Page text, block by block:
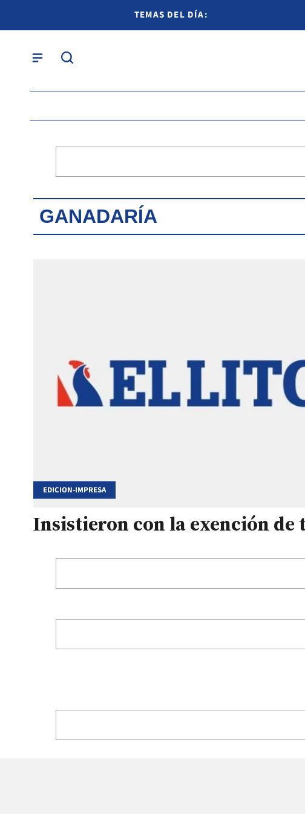
TEMAS DEL DÍA:
GANADARÍA
EDICION-IMPRESA
Insistieron con la exención de